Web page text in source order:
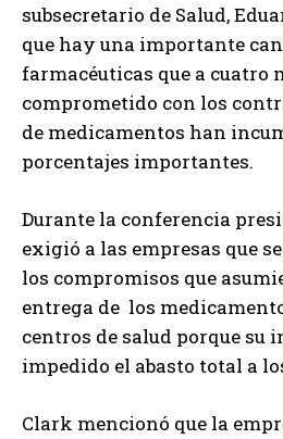
subsecretario de Salud,
que hay una importante
farmacéuticas que a cuatro
comprometido con los
de medicamentos han
porcentajes importantes.
Durante la conferencia
exigió a las empresas que
los compromisos que
entrega de los
centros de salud porque su
impedido el abasto total a
Clark mencionó que la